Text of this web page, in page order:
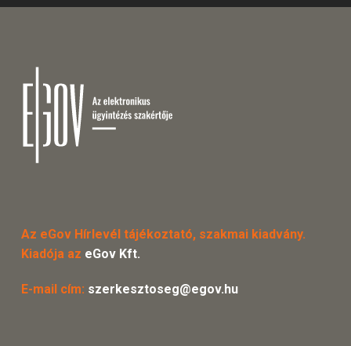
Az eGov Hírlevél tájékoztató, szakmai kiadvány.
Kiadója az eGov Kft.
E-mail cím: szerkesztoseg@egov.hu